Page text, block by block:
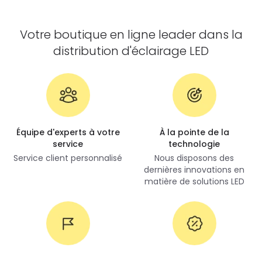
Votre boutique en ligne leader dans la
distribution d'éclairage LED
Équipe d'experts à votre
service
Service client personnalisé
À la pointe de la
technologie
Nous disposons des
dernières innovations en
matière de solutions LED